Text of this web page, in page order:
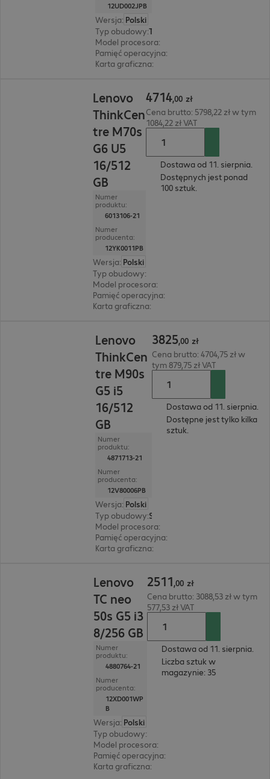
12UD002JPB
Wersja: Polski
Typ obudowy:
Model procesora:
Pamięć operacyjna:
Karta graficzna:
Lenovo
ThinkCen
tre M70s
G6 U5
16/512
GB
Numer
produktu:
6013106-21
Numer
producenta:
12YK0011PB
Wersja: Polski
Typ obudowy:
Model procesora:
Pamięć operacyjna:
Karta graficzna:
4714,00 zł
Cena brutto: 5798,22 zł w tym
1084,22 zł VAT
Dostawa od 11. sierpnia.
Dostępnych jest ponad
100 sztuk.
Lenovo
ThinkCen
tre M90s
G5 i5
16/512
GB
Numer
produktu:
4871713-21
Numer
producenta:
12V80006PB
Wersja: Polski
Typ obudowy:
Model procesora:
Pamięć operacyjna:
Karta graficzna:
3825,00 zł
Cena brutto: 4704,75 zł w
tym 879,75 zł VAT
Dostawa od 11. sierpnia.
Dostępne jest tylko kilka
sztuk.
Lenovo
TC neo
50s G5 i3
8/256 GB
Numer
produktu:
4880764-21
Numer
producenta:
12XD001WP
B
Wersja: Polski
Typ obudowy:
Model procesora:
Pamięć operacyjna:
Karta graficzna:
2511,00 zł
Cena brutto: 3088,53 zł w tym
577,53 zł VAT
Dostawa od 11. sierpnia.
Liczba sztuk w
magazynie: 35